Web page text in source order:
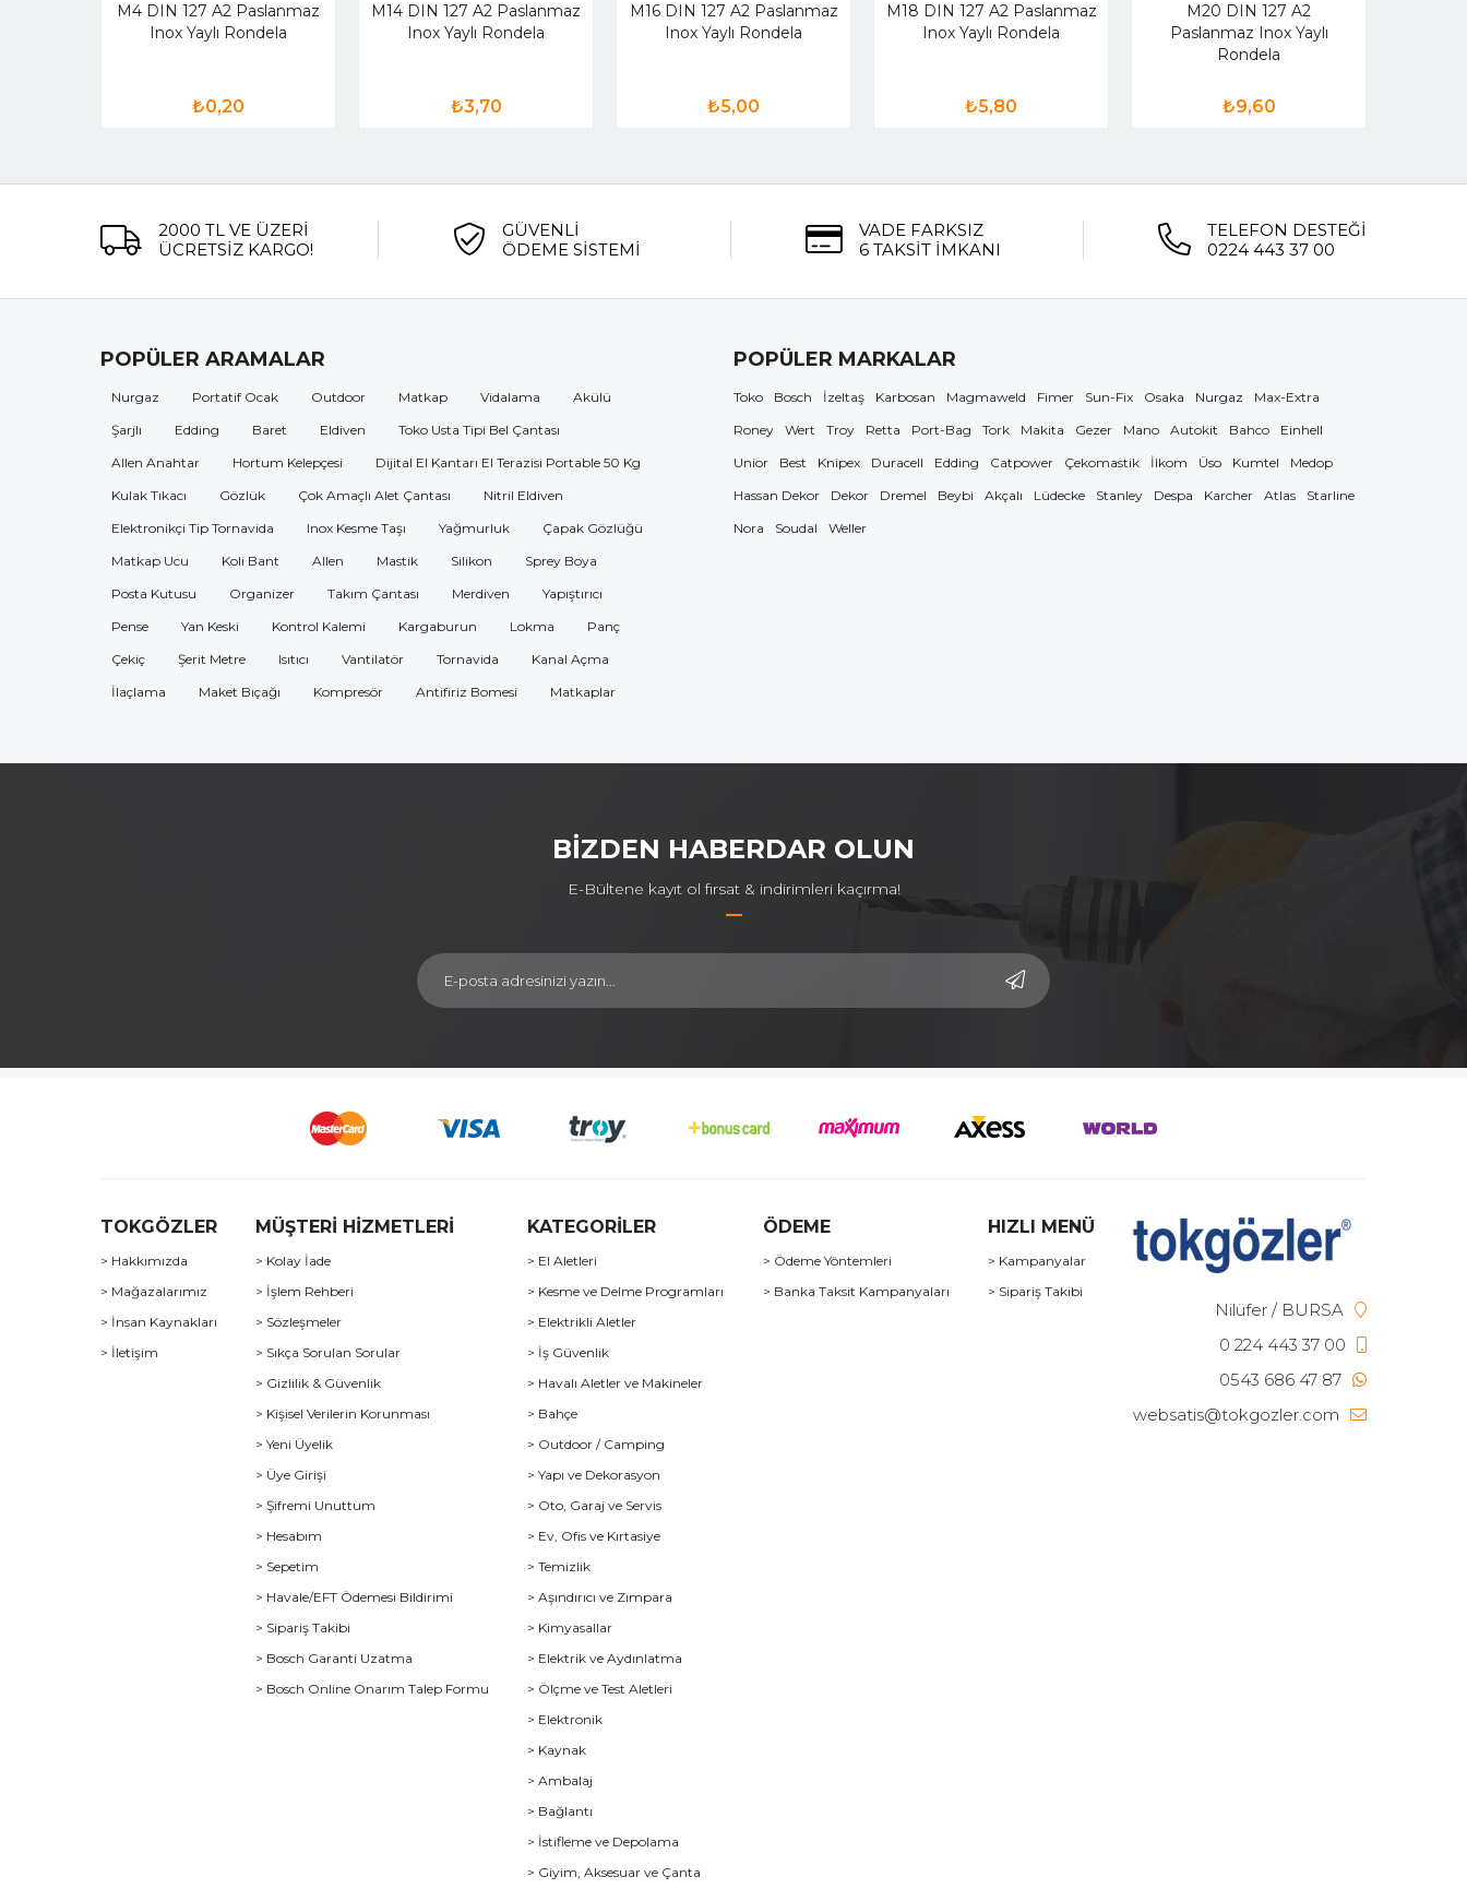
M4 DIN 127 A2 Paslanmaz
Inox Yaylı Rondela
₺0,20
M14 DIN 127 A2 Paslanmaz
Inox Yaylı Rondela
₺3,70
M16 DIN 127 A2 Paslanmaz
Inox Yaylı Rondela
₺5,00
M18 DIN 127 A2 Paslanmaz
Inox Yaylı Rondela
₺5,80
M20 DIN 127 A2
Paslanmaz Inox Yaylı
Rondela
₺9,60
2000 TL VE ÜZERİ
ÜCRETSİZ KARGO!
GÜVENLİ
ÖDEME SİSTEMİ
VADE FARKSIZ
6 TAKSİT İMKANI
TELEFON DESTEĞİ
0224 443 37 00
POPÜLER ARAMALAR
Nurgaz Portatif Ocak Outdoor Matkap Vidalama
Akülü
Şarjlı
Edding Baret Eldiven
Toko Usta Tipi Bel Çantası
Allen Anahtar
Hortum Kelepçesi
Dijital El Kantarı El Terazisi Portable 50 Kg
Kulak Tıkacı
Gözlük Çok Amaçlı Alet Çantası
Nitril Eldiven
Elektronikçi Tip Tornavida
Inox Kesme Taşı Yağmurluk
Çapak Gözlüğü
Matkap Ucu
Koli Bant Allen Mastik Silikon
Sprey Boya
Posta Kutusu
Organizer Takım Çantası Merdiven
Yapıştırıcı
Pense
Yan Keski Kontrol Kalemi Kargaburun Lokma
Panç
Çekiç
Şerit Metre Isıtıcı Vantilatör Tornavida
Kanal Açma
İlaçlama
Maket Bıçağı Kompresör Antifiriz Bomesi Matkaplar
POPÜLER MARKALAR
Toko Bosch İzeltaş Karbosan Magmaweld Fimer Sun-Fix Osaka Nurgaz
Max-Extra
Roney
Wert Troy Retta Port-Bag Tork Makita Gezer Mano Autokit Bahco
Einhell
Unior
Best Knipex Duracell Edding Catpower Çekomastik İlkom Üso Kumtel
Medop
Hassan Dekor
Dekor Dremel Beybi Akçalı Lüdecke Stanley Despa Karcher Atlas
Starline
Nora
Soudal Weller
BİZDEN HABERDAR OLUN
E-Bültene kayıt ol fırsat & indirimleri kaçırma!
TOKGÖZLER
> Hakkımızda
> Mağazalarımız
> İnsan Kaynakları
> İletişim
MÜŞTERİ HİZMETLERİ
> Kolay İade
> İşlem Rehberi
> Sözleşmeler
> Sıkça Sorulan Sorular
> Gizlilik & Güvenlik
> Kişisel Verilerin Korunması
> Yeni Üyelik
> Üye Girişi
> Şifremi Unuttum
> Hesabım
> Sepetim
> Havale/EFT Ödemesi Bildirimi
> Sipariş Takibi
> Bosch Garanti Uzatma
> Bosch Online Onarım Talep Formu
KATEGORİLER
> El Aletleri
> Kesme ve Delme Programları
> Elektrikli Aletler
> İş Güvenlik
> Havalı Aletler ve Makineler
> Bahçe
> Outdoor / Camping
> Yapı ve Dekorasyon
> Oto, Garaj ve Servis
> Ev, Ofis ve Kırtasiye
> Temizlik
> Aşındırıcı ve Zımpara
> Kimyasallar
> Elektrik ve Aydınlatma
> Ölçme ve Test Aletleri
> Elektronik
> Kaynak
> Ambalaj
> Bağlantı
> İstifleme ve Depolama
> Giyim, Aksesuar ve Çanta
ÖDEME
> Ödeme Yöntemleri
> Banka Taksit Kampanyaları
HIZLI MENÜ
> Kampanyalar
> Sipariş Takibi
Nilüfer / BURSA
0 224 443 37 00
0543 686 47 87
websatis@tokgozler.com